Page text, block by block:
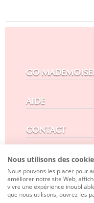
GO
AIDE
CONTACT
Nous utilisons des
Nous pouvons les placer pour
améliorer notre site Web,
vivre une expérience
que nous utilisons, ouvrez les